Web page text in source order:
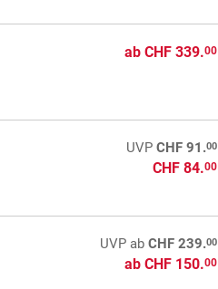
abCHF 339.00
UVP CHF 91.00
CHF 84.00
UVP abCHF 239.00
abCHF 150.00